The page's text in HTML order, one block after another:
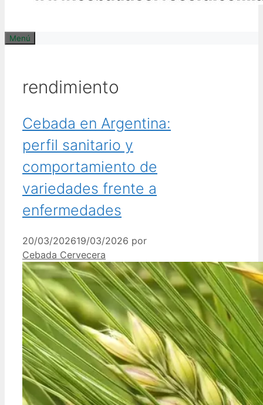
Menú
rendimiento
Cebada en Argentina:
perfil sanitario y
comportamiento de
variedades frente a
enfermedades
20/03/202619/03/2026 por
Cebada Cervecera